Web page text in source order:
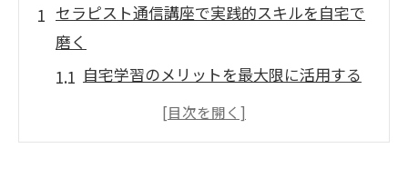
セラピスト通信講座で実践的スキルを自宅で
磨く
自宅学習のメリットを最大限に活用する
実践的なスキルをオンラインで効果的に